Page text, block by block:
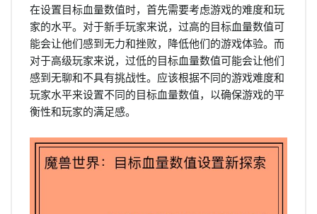
在设置目标血量数值时，首先需要考虑游戏的难度和玩
家的水平。对于新手玩家来说，过高的目标血量数值可
能会让他们感到无力和挫败，降低他们的游戏体验。而
对于高级玩家来说，过低的目标血量数值可能会让他们
感到无聊和不具有挑战性。应该根据不同的游戏难度和
玩家水平来设置不同的目标血量数值，以确保游戏的平
衡性和玩家的满足感。